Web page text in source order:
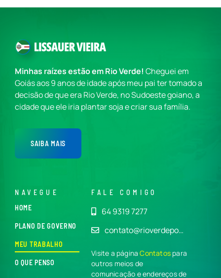
Minhas raízes estão em Rio Verde! Cheguei em
Goiás aos 9 anos de idade após meu pai ter tomado a
decisão de que era Rio Verde, no Sudoeste goiano, a
cidade que ele iria plantar soja e criar sua família.
SAIBA MAIS
NAVEGUE
HOME
PLANO DE GOVERNO
MEU TRABALHO
O QUE PENSO
FALE COMIGO
64 9319 7277
contato@rioverdepo…
Visite a páginaContatos para
outros meios de
comunicação e endereços de